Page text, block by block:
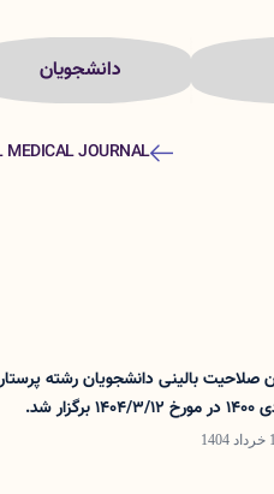
دانشجویان
MEDICAL JOURNAL
صلاحیت بالینی دانشجویان رشته
شد.